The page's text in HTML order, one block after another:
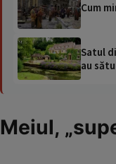
Cum
Satul
au
Meiul,